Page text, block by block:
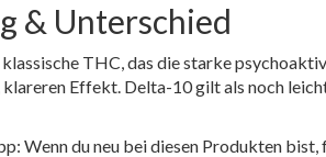
& Unterschied
THC, das die starke
klareren Effekt. Delta-10 gilt als noch
Wenn du neu bei diesen Produkten